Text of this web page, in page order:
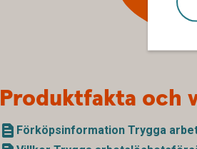
Produktfakta och
Förköpsinformation Trygga